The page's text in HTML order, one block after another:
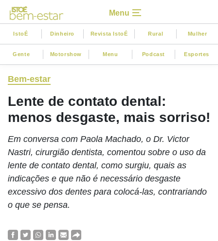
Menu
IstoÉ Dinheiro Revista IstoÉ Rural Mulher
Gente Motorshow Menu Podcast Esportes
Bem-estar
Lente de contato dental:
menos desgaste, mais sorriso!
Em conversa com Paola Machado, o Dr. Victor
Nastri, cirurgião dentista, comentou sobre o uso da
lente de contato dental, como surgiu, quais as
indicações e que não é necessário desgaste
excessivo dos dentes para colocá-las, contrariando
o que se pensa.